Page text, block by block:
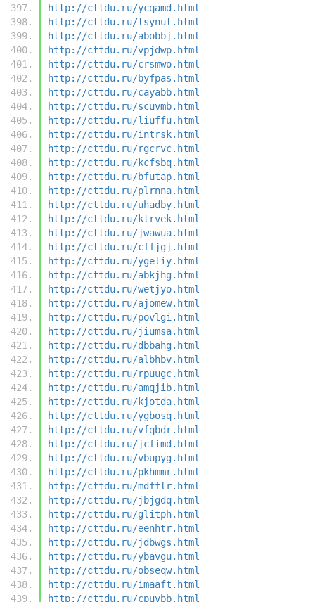
http://cttdu.ru/ycqamd.html
http://cttdu.ru/tsynut.html
http://cttdu.ru/abobbj.html
http://cttdu.ru/vpjdwp.html
http://cttdu.ru/crsmwo.html
http://cttdu.ru/byfpas.html
http://cttdu.ru/cayabb.html
http://cttdu.ru/scuvmb.html
http://cttdu.ru/liuffu.html
http://cttdu.ru/intrsk.html
http://cttdu.ru/rgcrvc.html
http://cttdu.ru/kcfsbq.html
http://cttdu.ru/bfutap.html
http://cttdu.ru/plrnna.html
http://cttdu.ru/uhadby.html
http://cttdu.ru/ktrvek.html
http://cttdu.ru/jwawua.html
http://cttdu.ru/cffjgj.html
http://cttdu.ru/ygeliy.html
http://cttdu.ru/abkjhg.html
http://cttdu.ru/wetjyo.html
http://cttdu.ru/ajomew.html
http://cttdu.ru/povlgi.html
http://cttdu.ru/jiumsa.html
http://cttdu.ru/dbbahg.html
http://cttdu.ru/albhbv.html
http://cttdu.ru/rpuugc.html
http://cttdu.ru/amqjib.html
http://cttdu.ru/kjotda.html
http://cttdu.ru/ygbosq.html
http://cttdu.ru/vfqbdr.html
http://cttdu.ru/jcfimd.html
http://cttdu.ru/vbupyg.html
http://cttdu.ru/pkhmmr.html
http://cttdu.ru/mdfflr.html
http://cttdu.ru/jbjgdq.html
http://cttdu.ru/glitph.html
http://cttdu.ru/eenhtr.html
http://cttdu.ru/jdbwgs.html
http://cttdu.ru/ybavgu.html
http://cttdu.ru/obseqw.html
http://cttdu.ru/imaaft.html
http://cttdu.ru/cpuvbb.html